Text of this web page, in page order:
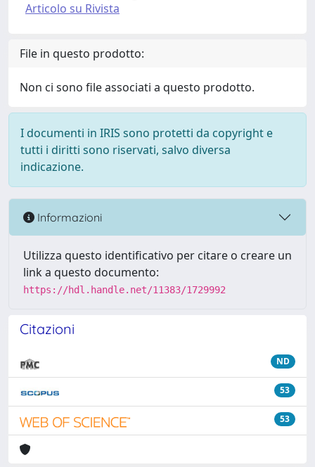
Articolo su Rivista
File in questo prodotto:
Non ci sono file associati a questo prodotto.
I documenti in IRIS sono protetti da copyright e
tutti i diritti sono riservati, salvo diversa
indicazione.
Informazioni
Utilizza questo identificativo per citare o creare un
link a questo documento:
https://hdl.handle.net/11383/1729992
Citazioni
ND
53
53